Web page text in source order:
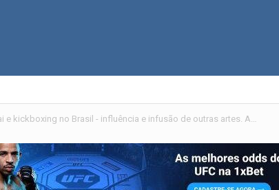
Evolução do Muay Thai e kickboxing no Brasil - influência e infusão de outras artes. A partir da Resenha do Rudimar Fedrigo